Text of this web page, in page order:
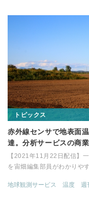
トピックス
赤外線センサで地表面
達。分析サービスの商
【2021年11月22日配信】
を宙畑編集部員がわかりや
地球観測サービス 温度 週